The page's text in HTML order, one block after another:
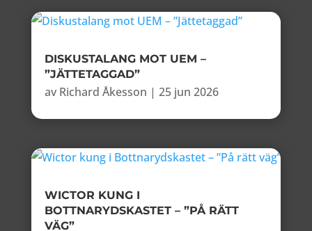
DISKUSTALANG MOT UEM –
”JÄTTETAGGAD”
av Richard Åkesson | 25 jun 2026
WICTOR KUNG I
BOTTNARYDSKASTET – ”PÅ RÄTT
VÄG”